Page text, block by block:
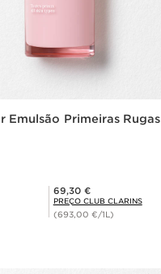
Emulsão Primeiras Rugas
Preço Club Clarins 69,30 €
69,30 €
PREÇO CLUB CLARINS
(693,00 €/1L)